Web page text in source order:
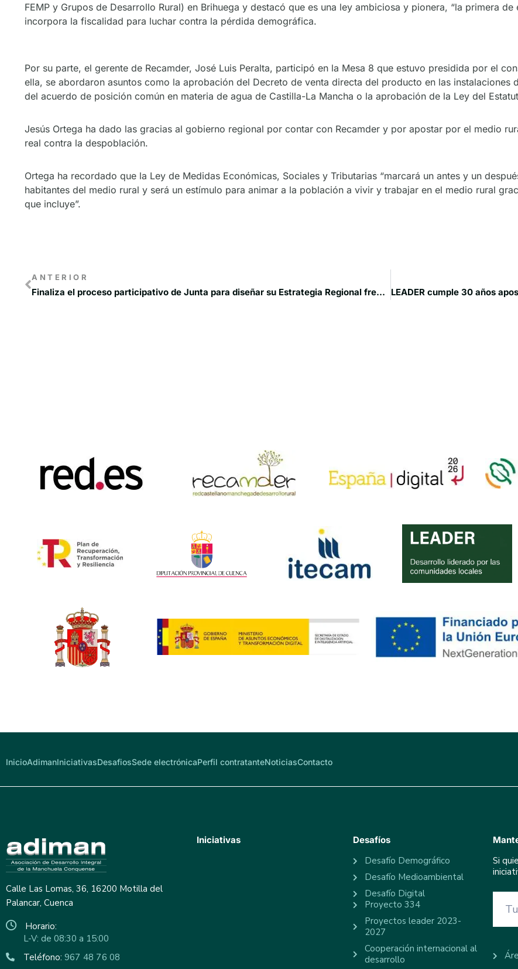
FEMP y Grupos de Desarrollo Rural) en Brihuega y destacó que es una ley ambiciosa y pionera, “la primera
incorpora la fiscalidad para luchar contra la pérdida demográfica.
Por su parte, el gerente de Recamder, José Luis Peralta, participó en la Mesa 8 que estuvo presidida por el
ella, se abordaron asuntos como la aprobación del Decreto de venta directa del producto en las
del acuerdo de posición común en materia de agua de Castilla-La Mancha o la aprobación de la Ley del
Jesús Ortega ha dado las gracias al gobierno regional por contar con Recamder y por apostar por el medio
real contra la despoblación.
Ortega ha recordado que la Ley de Medidas Económicas, Sociales y Tributarias “marcará un antes y un
habitantes del medio rural y será un estímulo para animar a la población a vivir y trabajar en el medio rural
que incluye”.
ANTERIOR
Finaliza el proceso participativo de Junta para diseñar su Estrategia Regional frente a la Despoblación
InicioAdimanIniciativasDesafiosSede electrónicaPerfil contratanteNoticiasContacto
Calle Las Lomas, 36, 16200 Motilla del
Palancar, Cuenca
Horario:
L-V: de 08:30 a 15:00
Teléfono: 967 48 76 08
Iniciativas Desafíos
Desafío Demográfico
Desafío Medioambiental
Desafío Digital
Proyecto 334
Proyectos leader 2023-
2027
Cooperación internacional al
desarrollo
Si